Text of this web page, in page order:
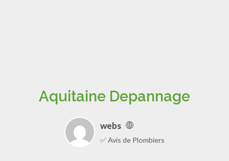
Aquitaine Depannage
webs
✅ Avis de Plombiers